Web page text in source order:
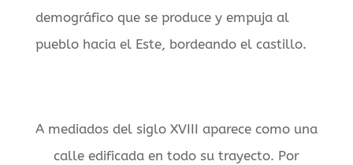
demográfico que se produce y empuja al
pueblo hacia el Este, bordeando el castillo.
A mediados del siglo XVIII aparece como una
calle edificada en todo su trayecto. Por